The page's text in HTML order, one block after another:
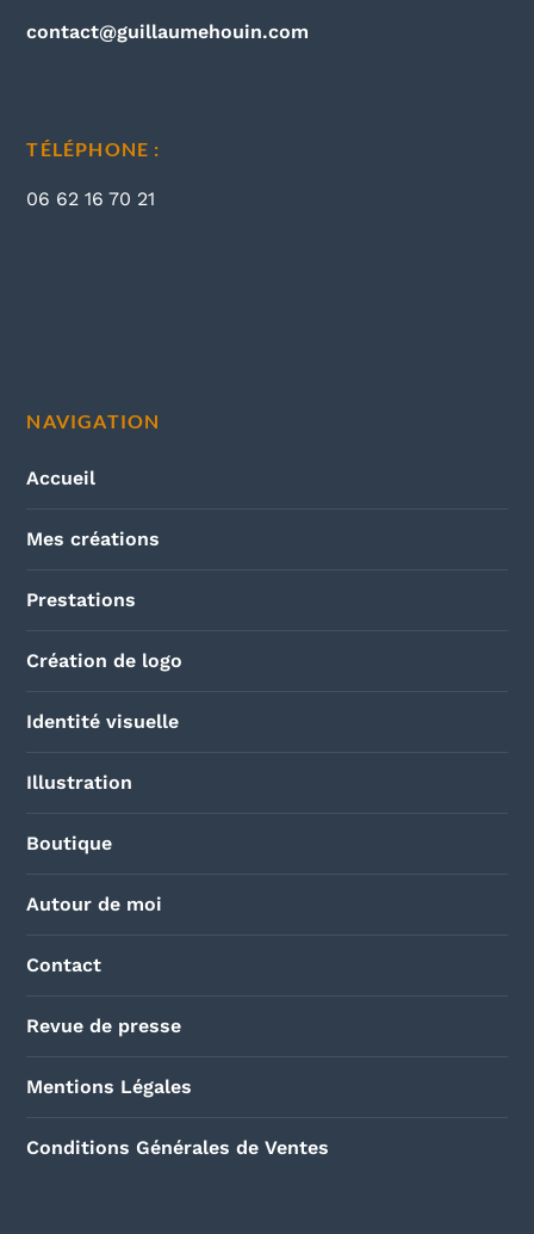
contact@guillaumehouin.com
TÉLÉPHONE :
06 62 16 70 21
NAVIGATION
Accueil
Mes créations
Prestations
Création de logo
Identité visuelle
Illustration
Boutique
Autour de moi
Contact
Revue de presse
Mentions Légales
Conditions Générales de Ventes